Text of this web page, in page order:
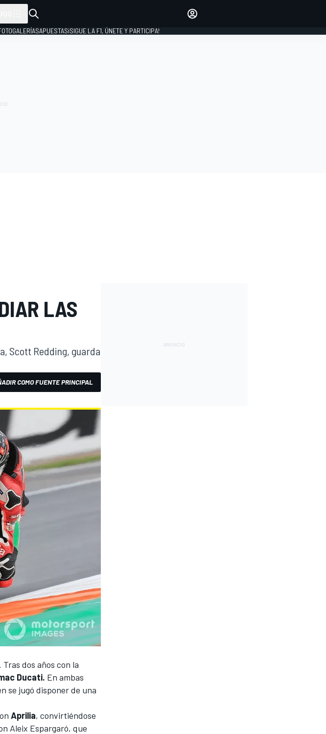
APUESTAS¡SIGUE LA F1, ÚNETE Y PARTICIPA!
LAS
Scott Redding, guarda
COMO FUENTE PRINCIPAL
Tras dos años con la
Ducati. En ambas
se jugó disponer de una
Aprilia, convirtiéndose
Aleix Espargaró, que